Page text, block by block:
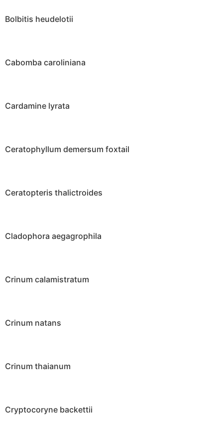
Bolbitis heudelotii
Cabomba caroliniana
Cardamine lyrata
Ceratophyllum demersum foxtail
Ceratopteris thalictroides
Cladophora aegagrophila
Crinum calamistratum
Crinum natans
Crinum thaianum
Cryptocoryne backettii